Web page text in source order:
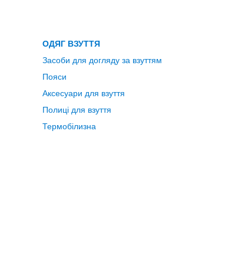
ОДЯГ ВЗУТТЯ
Засоби для догляду за взуттям
Пояси
Аксесуари для взуття
Полиці для взуття
Термобілизна